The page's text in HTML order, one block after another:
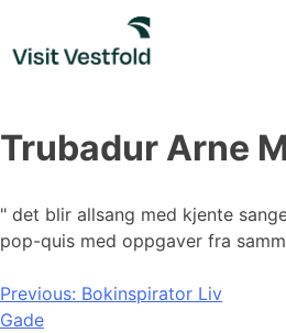
content
Trubadur Arne
" det blir allsang med kjente
pop-quis med oppgaver fra
Innleggsnavigasjon
Previous: Bokinspirator Liv
Gade